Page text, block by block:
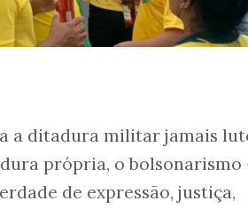
a ditadura militar jamais
própria, o bolsonarismo
de expressão, justiça,